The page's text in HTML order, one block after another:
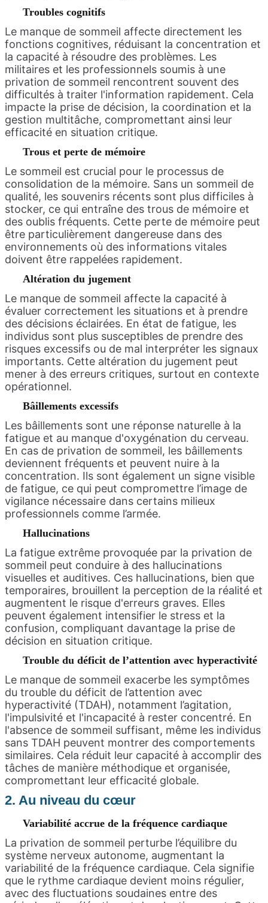
Troubles cognitifs
Le manque de sommeil affecte directement les
fonctions cognitives, réduisant la concentration et
la capacité à résoudre des problèmes. Les
militaires et les professionnels soumis à une
privation de sommeil rencontrent souvent des
difficultés à traiter l'information rapidement. Cela
impacte la prise de décision, la coordination et la
gestion multitâche, compromettant ainsi leur
efficacité en situation critique.
Trous et perte de mémoire
Le sommeil est crucial pour le processus de
consolidation de la mémoire. Sans un sommeil de
qualité, les souvenirs récents sont plus difficiles à
stocker, ce qui entraîne des trous de mémoire et
des oublis fréquents. Cette perte de mémoire peut
être particulièrement dangereuse dans des
environnements où des informations vitales
doivent être rappelées rapidement.
Altération du jugement
Le manque de sommeil affecte la capacité à
évaluer correctement les situations et à prendre
des décisions éclairées. En état de fatigue, les
individus sont plus susceptibles de prendre des
risques excessifs ou de mal interpréter les signaux
importants. Cette altération du jugement peut
mener à des erreurs critiques, surtout en contexte
opérationnel.
Bâillements excessifs
Les bâillements sont une réponse naturelle à la
fatigue et au manque d'oxygénation du cerveau.
En cas de privation de sommeil, les bâillements
deviennent fréquents et peuvent nuire à la
concentration. Ils sont également un signe visible
de fatigue, ce qui peut compromettre l’image de
vigilance nécessaire dans certains milieux
professionnels comme l’armée.
Hallucinations
La fatigue extrême provoquée par la privation de
sommeil peut conduire à des hallucinations
visuelles et auditives. Ces hallucinations, bien que
temporaires, brouillent la perception de la réalité et
augmentent le risque d'erreurs graves. Elles
peuvent également intensifier le stress et la
confusion, compliquant davantage la prise de
décision en situation critique.
Trouble du déficit de l’attention avec hyperactivité
Le manque de sommeil exacerbe les symptômes
du trouble du déficit de l’attention avec
hyperactivité (TDAH), notamment l’agitation,
l'impulsivité et l'incapacité à rester concentré. En
l'absence de sommeil suffisant, même les individus
sans TDAH peuvent montrer des comportements
similaires. Cela réduit leur capacité à accomplir des
tâches de manière méthodique et organisée,
compromettant leur efficacité globale.
2. Au niveau du cœur
Variabilité accrue de la fréquence cardiaque
La privation de sommeil perturbe l’équilibre du
système nerveux autonome, augmentant la
variabilité de la fréquence cardiaque. Cela signifie
que le rythme cardiaque devient moins régulier,
avec des fluctuations soudaines entre des